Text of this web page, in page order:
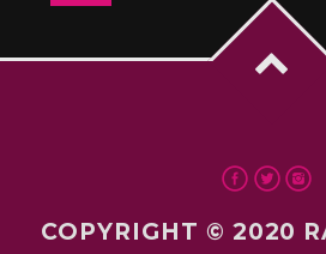
COPYRIGHT © 2020